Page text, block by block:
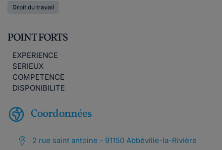
Droit du travail
POINT FORTS
EXPERIENCE
SERIEUX
COMPETENCE
DISPONIBILITE
Coordonnées
2 rue saint antoine - 91150 Abbéville-la-Rivière